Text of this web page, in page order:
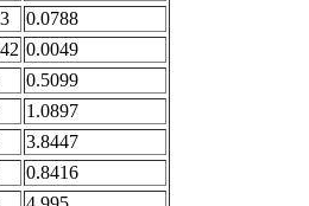
0.0788
0.0049
0.5099
1.0897
3.8447
0.8416